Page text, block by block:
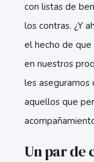
con listas de
los contras. ¿Y
el hecho de
en nuestros
les
aquellos que
Un par de